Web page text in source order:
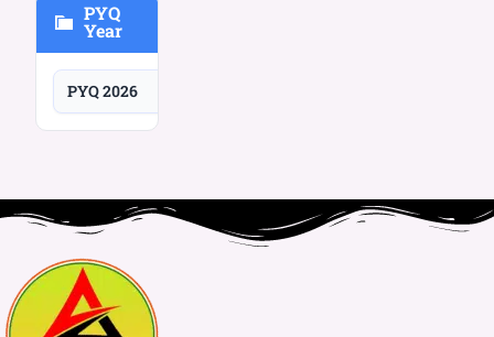
PYQ
Year
PYQ 2026